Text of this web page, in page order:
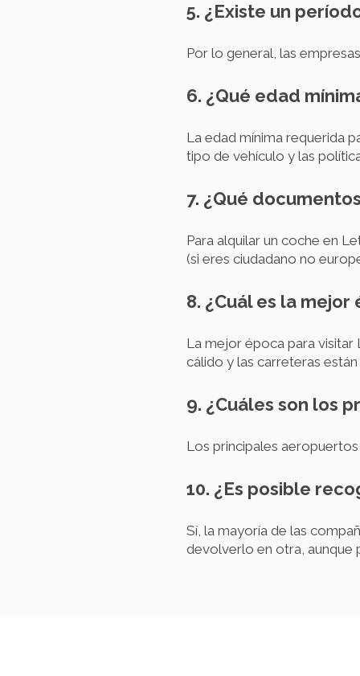
5. ¿Existe un
Por lo general, las
6. ¿Qué edad
La edad mínima requerida
tipo de vehículo y las
7. ¿Qué
Para alquilar un coche en
(si eres ciudadano no
8. ¿Cuál es la
La mejor época para visitar
cálido y las carreteras
9. ¿Cuáles son los
Los principales
10. ¿Es posible
Sí, la mayoría de las
devolverlo en otra, aunque